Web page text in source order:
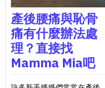
產後腰痛與恥骨
痛有什麼辦法處
理？直接找
Mamma Mia吧